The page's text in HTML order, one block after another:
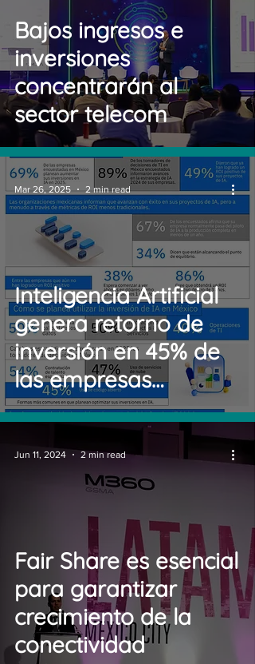
Bajos ingresos e
inversiones
concentrarán al
sector telecom
Inteligencia Artificial
genera retorno de
inversión en 45% de
las empresas
mexicanas
Mar 26, 2025 2 min read
Fair Share es esencial
para garantizar
crecimiento de la
conectividad
Jun 11, 2024 2 min read